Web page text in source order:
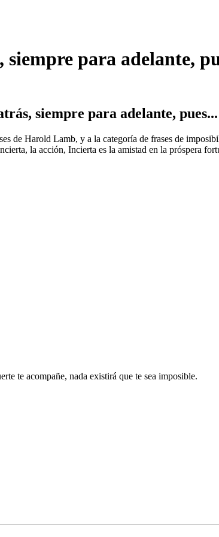
siempre para adelante,
siempre para adelante, pues...
de Harold Lamb, y a la categoría de frases de
la acción, Incierta es la amistad en la próspera
te acompañe, nada existirá que te sea imposible.